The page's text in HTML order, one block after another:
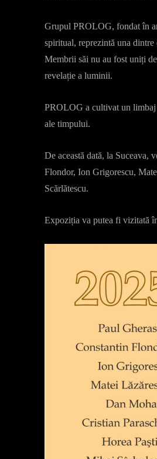
Grupul PROLOG, fondat în
spiritual, reprezintă una
Membrii săi nu au fost uniți
revelație a luminii.
PROLOG a cultivat un limbaj
ale timpului.
De această dată, la Suceava,
Flondor, Ion Grigorescu,
Scărlătescu.
Expoziția va putea fi vizitată